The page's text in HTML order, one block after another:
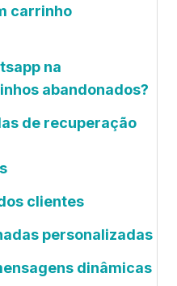
carrinho
na
abandonados?
de recuperação
clientes
personalizadas
dinâmicas